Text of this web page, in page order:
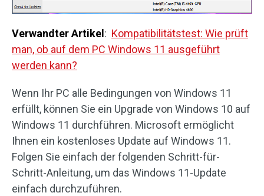
Verwandter Artikel : Kompatibilitätstest: Wie prüft
man, ob auf dem PC Windows 11 ausgeführt
werden kann?
Wenn Ihr PC alle Bedingungen von Windows 11
erfüllt, können Sie ein Upgrade von Windows 10 auf
Windows 11 durchführen. Microsoft ermöglicht
Ihnen ein kostenloses Update auf Windows 11.
Folgen Sie einfach der folgenden Schritt-für-
Schritt-Anleitung, um das Windows 11-Update
einfach durchzuführen.